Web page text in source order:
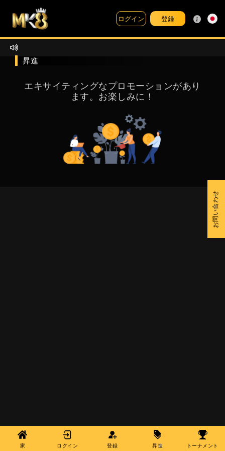
ログイン 登録
昇進
エキサイティングなプロモーションがあり
ます。お楽しみに！
家 ログイン 登録 昇進 トーナメント
お問い合わせ